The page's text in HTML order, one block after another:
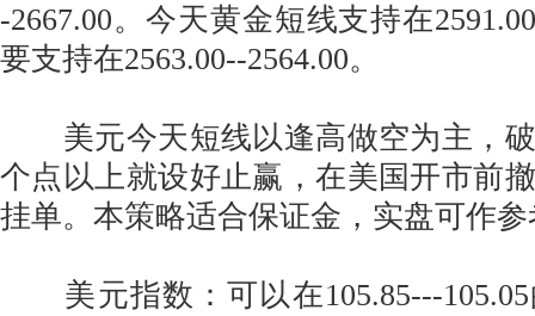
-2667.00。今天黄金短线支持在
要支持在2563.00--2564.00。
美元今天短线以逢高做空为主，破
个点以上就设好止赢，在美国开市前
挂单。本策略适合保证金，实盘可作
美元指数：可以在105.85---105.05